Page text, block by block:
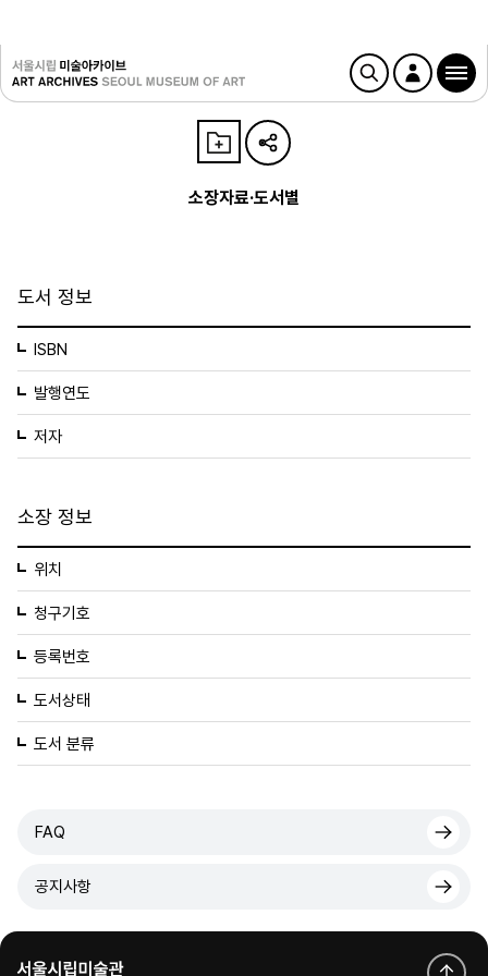
소장자료·도서별
도서 정보
ISBN
발행연도
저자
소장 정보
위치
청구기호
등록번호
도서상태
도서 분류
FAQ
공지사항